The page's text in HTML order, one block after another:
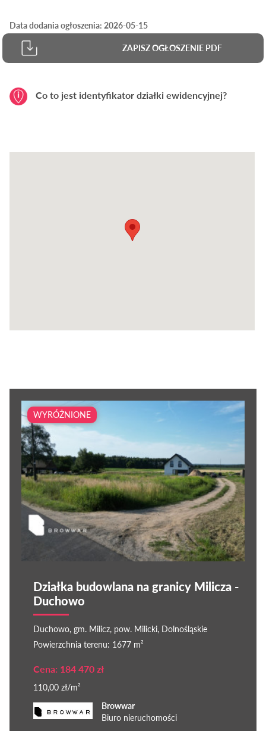
Co to jest identyfikator działki ewidencyjnej?
Data dodania ogłoszenia: 2026-05-15
ZAPISZ OGŁOSZENIE PDF
WYRÓŻNIONE
Działka budowlana na granicy Milicza -
Duchowo
Duchowo, gm. Milicz, pow. Milicki, Dolnośląskie
Powierzchnia terenu: 1677 m²
Cena: 184 470 zł
110,00 zł/m²
Browwar
Biuro nieruchomości